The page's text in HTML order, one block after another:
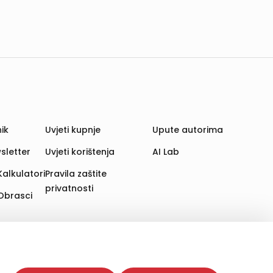
Time poboljšavamo korisničko iskustvo,
web stranica i uređaja u tu svrhu. Naši partneri
Uvjeti kupnje
Uvjeti korištenja
Pravila zaštite
privatnosti
Upute autorima
AI Lab